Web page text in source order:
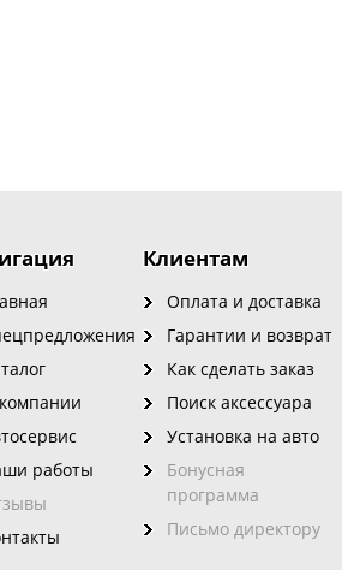
работы
Клиентам
Оплата и доставка
Гарантии и возврат
Как сделать заказ
Поиск аксессуара
Установка на авто
Бонусная
программа
Письмо директору